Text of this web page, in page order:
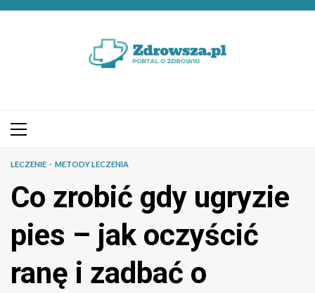
Przejdź
Menu
LECZENIE METODY LECZENIA
Co zrobić gdy ugryzie
pies – jak oczyścić
ranę i zadbać o